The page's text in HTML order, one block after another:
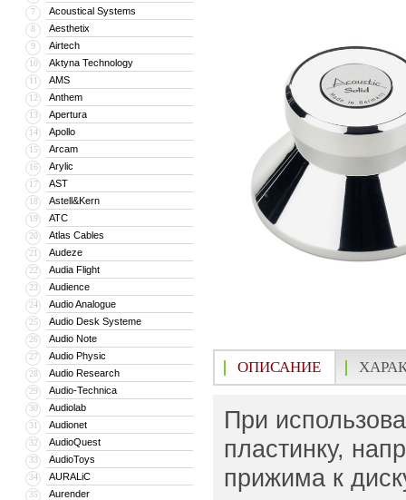
7 Acoustical Systems
8 Aesthetix
9 Airtech
10 Aktyna Technology
11 AMS
12 Anthem
13 Apertura
14 Apollo
15 Arcam
16 Arylic
17 AST
18 Astell&Kern
19 ATC
20 Atlas Cables
21 Audeze
22 Audia Flight
23 Audience
24 Audio Analogue
25 Audio Desk Systeme
26 Audio Note
27 Audio Physic
28 Audio Research
29 Audio-Technica
30 Audiolab
31 Audionet
32 AudioQuest
33 AudioToys
34 AURALiC
35 Aurender
ОПИСАНИЕ
При
пластинку,
прижима к